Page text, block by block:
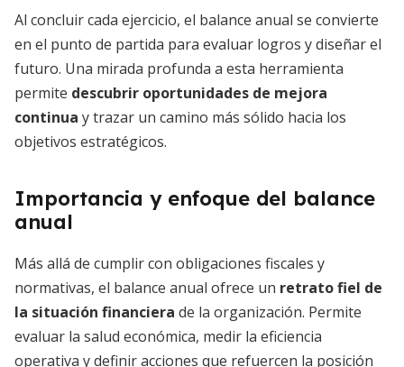
Al concluir cada ejercicio, el balance anual se convierte
en el punto de partida para evaluar logros y diseñar el
futuro. Una mirada profunda a esta herramienta
permite descubrir oportunidades de mejora
continua y trazar un camino más sólido hacia los
objetivos estratégicos.
Importancia y enfoque del balance
anual
Más allá de cumplir con obligaciones fiscales y
normativas, el balance anual ofrece un retrato fiel de
la situación financiera de la organización. Permite
evaluar la salud económica, medir la eficiencia
operativa y definir acciones que refuercen la posición